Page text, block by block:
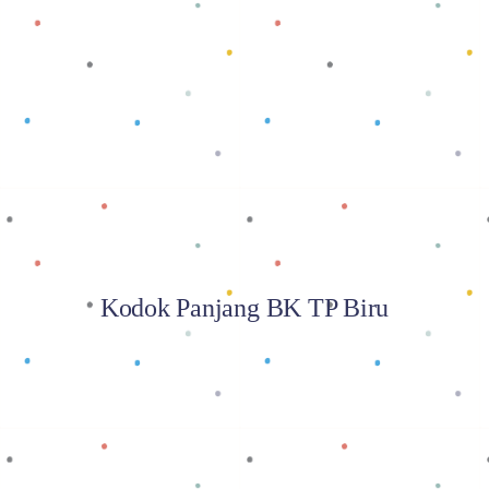
Baca selengkapnya
Kodok Panjang BK TP Biru